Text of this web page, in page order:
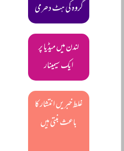
گروہ کی ہٹ دھرمی
لندن میں میڈیا پر
ایک سیمینار
غلط خبریں انتشار کا
باعث بنتی ہیں